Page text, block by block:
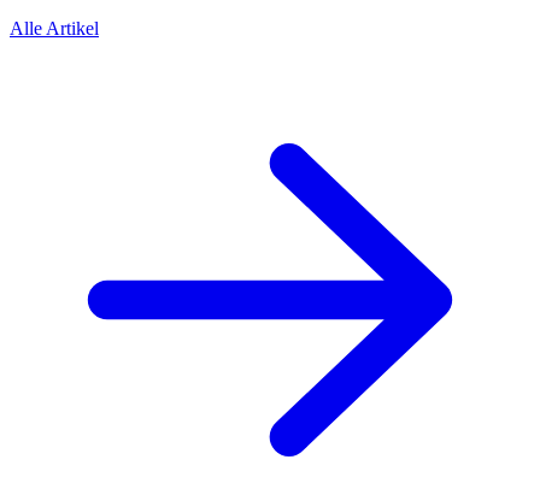
Alle Artikel